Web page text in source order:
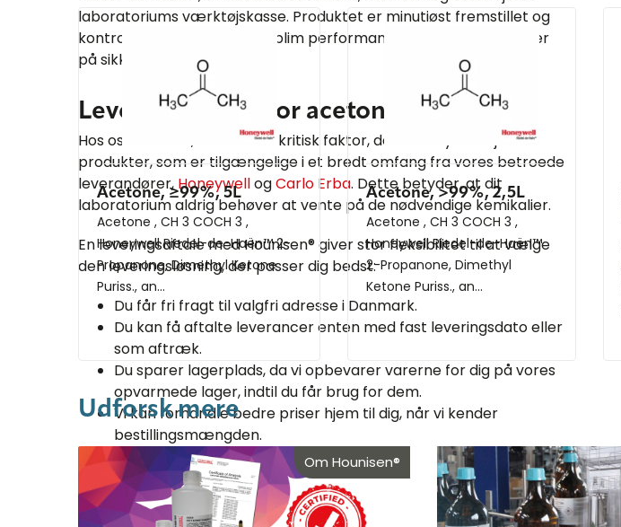
laboratoriums værktøjskasse. Produktet er minutiøst fremstillet og
kontrolleret for at levere sublim performance uden kompromisser
på sikkerhed eller kvalitet.
Leveringsaftale for acetone
Hos os forstår vi, at tid er en kritisk faktor, derfor tilbyder vi jer
produkter, som er tilgængelige i et bredt omfang fra vores betroede
leverandører,HoneywellogCarlo Erba. Dette betyder, at dit
laboratorium aldrig behøver at vente på de nødvendige kemikalier.
En leveringsaftale med Hounisen® giver stor fleksibilitet til at vælge
den leveringsløsning, der passer dig bedst:
Du får fri fragt til valgfri adresse i Danmark.
Du kan få aftalte leverancer enten med fast leveringsdato eller
som aftræk.
Du sparer lagerplads, da vi opbevarer varerne for dig på vores
opvarmede lager, indtil du får brug for dem.
Vi kan forhandle bedre priser hjem til dig, når vi kender
bestillingsmængden.
Læs mere om Hounisen® Leveringsaftale her
Acetone, ≥99%, 5L
Acetone , CH 3 COCH 3 ,
Honeywell Riedel-de-Haën™ 2-
Propanone, Dimethyl Ketone
Puriss., an...
Acetone, >99%, 2,5L
Acetone , CH 3 COCH 3 ,
Honeywell Riedel-de-Haën™
2-Propanone, Dimethyl
Ketone Puriss., an...
Udforsk mere
Om Hounisen®